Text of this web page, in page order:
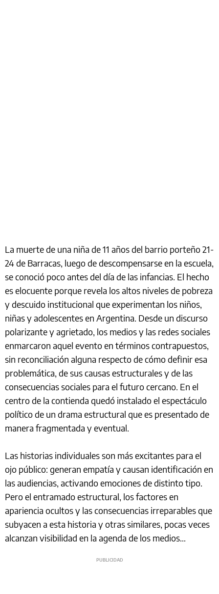
La muerte de una niña de 11 años del barrio porteño 21-
24 de Barracas, luego de descompensarse en la escuela,
se conoció poco antes del día de las infancias. El hecho
es elocuente porque revela los altos niveles de pobreza
y descuido institucional que experimentan los niños,
niñas y adolescentes en Argentina. Desde un discurso
polarizante y agrietado, los medios y las redes sociales
enmarcaron aquel evento en términos contrapuestos,
sin reconciliación alguna respecto de cómo definir esa
problemática, de sus causas estructurales y de las
consecuencias sociales para el futuro cercano. En el
centro de la contienda quedó instalado el espectáculo
político de un drama estructural que es presentado de
manera fragmentada y eventual.
Las historias individuales son más excitantes para el
ojo público: generan empatía y causan identificación en
las audiencias, activando emociones de distinto tipo.
Pero el entramado estructural, los factores en
apariencia ocultos y las consecuencias irreparables que
subyacen a esta historia y otras similares, pocas veces
alcanzan visibilidad en la agenda de los medios…